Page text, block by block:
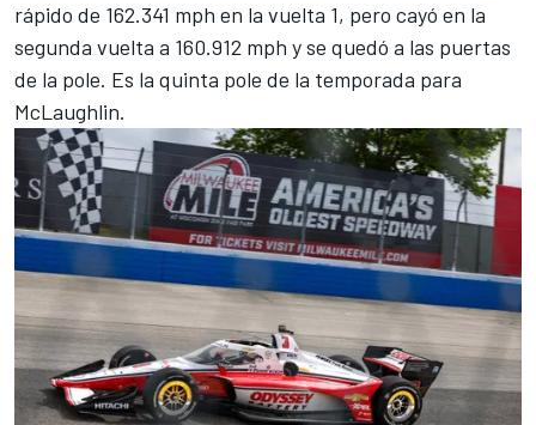
rápido de 162.341 mph en la vuelta 1, pero cayó en la
segunda vuelta a 160.912 mph y se quedó a las puertas
de la pole. Es la quinta pole de la temporada para
McLaughlin.